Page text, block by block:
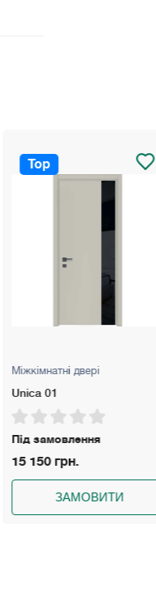
Top
Міжкімнатні двері
Unica 01
Під замовлення
15 150 грн.
ЗАМОВИТИ